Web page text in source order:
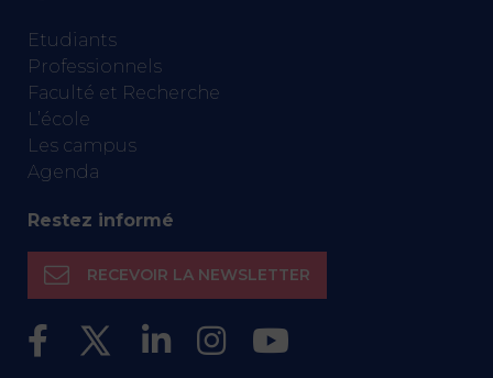
Etudiants
Professionnels
Faculté et Recherche
L’école
Les campus
Agenda
Restez informé
RECEVOIR LA NEWSLETTER